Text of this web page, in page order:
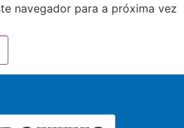
navegador para a próxima vez